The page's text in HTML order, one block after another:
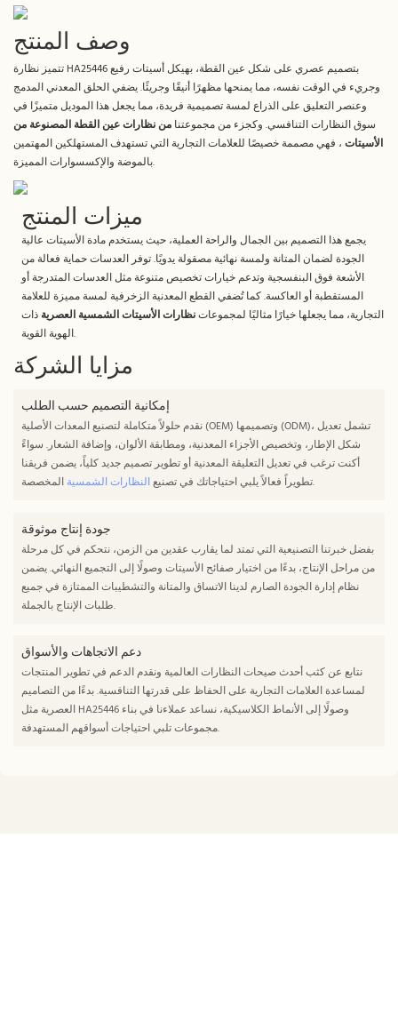
وصف المنتج
تتميز نظارة HA25446 بتصميم عصري على شكل عين القطة، بهيكل أسيتات رفيع
وجريء في الوقت نفسه، مما يمنحها مظهرًا أنيقًا وجريئًا. يضفي الحلق المعدني المدمج
وعنصر التعليق على الذراع لمسة تصميمية فريدة، مما يجعل هذا الموديل متميزًا في
سوق النظارات التنافسي. وكجزء من مجموعتنا من نظارات عين القطة المصنوعة من
الأسيتات ، فهي مصممة خصيصًا للعلامات التجارية التي تستهدف المستهلكين المهتمين
بالموضة والإكسسوارات المميزة.
ميزات المنتج
يجمع هذا التصميم بين الجمال والراحة العملية، حيث يستخدم مادة الأسيتات عالية
الجودة لضمان المتانة ولمسة نهائية مصقولة يدويًا. توفر العدسات حماية فعالة من
الأشعة فوق البنفسجية وتدعم خيارات تخصيص متنوعة مثل العدسات المتدرجة أو
المستقطبة أو العاكسة. كما تُضفي القطع المعدنية الزخرفية لمسة مميزة للعلامة
التجارية، مما يجعلها خيارًا مثاليًا لمجموعاتنظارات الأسيتات الشمسية العصرية ذات
الهوية القوية.
مزايا الشركة
إمكانية التصميم حسب الطلب
نقدم حلولاً متكاملة لتصنيع المعدات الأصلية (OEM) وتصميمها (ODM)، تشمل تعديل
شكل الإطار، وتخصيص الأجزاء المعدنية، ومطابقة الألوان، وإضافة الشعار. سواءً
أكنت ترغب في تعديل التعليقة المعدنية أو تطوير تصميم جديد كلياً، يضمن فريقنا
تطويراً فعالاً يلبي احتياجاتك في تصنيعالنظارات الشمسية المخصصة.
جودة إنتاج موثوقة
بفضل خبرتنا التصنيعية التي تمتد لما يقارب عقدين من الزمن، نتحكم في كل مرحلة
من مراحل الإنتاج، بدءًا من اختيار صفائح الأسيتات وصولًا إلى التجميع النهائي. يضمن
نظام إدارة الجودة الصارم لدينا الاتساق والمتانة والتشطيبات الممتازة في جميع
طلبات الإنتاج بالجملة.
دعم الاتجاهات والأسواق
نتابع عن كثب أحدث صيحات النظارات العالمية ونقدم الدعم في تطوير المنتجات
لمساعدة العلامات التجارية على الحفاظ على قدرتها التنافسية. بدءًا من التصاميم
العصرية مثل HA25446 وصولًا إلى الأنماط الكلاسيكية، نساعد عملاءنا في بناء
مجموعات تلبي احتياجات أسواقهم المستهدفة.